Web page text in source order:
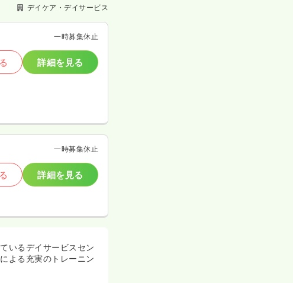
デイケア・デイサービス
一時募集休止
詳細を見る
一時募集休止
詳細を見る
いるデイサービスセン
よる充実のトレーニン